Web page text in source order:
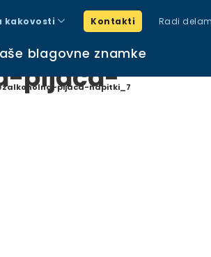
kakovosti Kontakti Radi
blagovne znamke
pijaca-napitki_7
pijaca-